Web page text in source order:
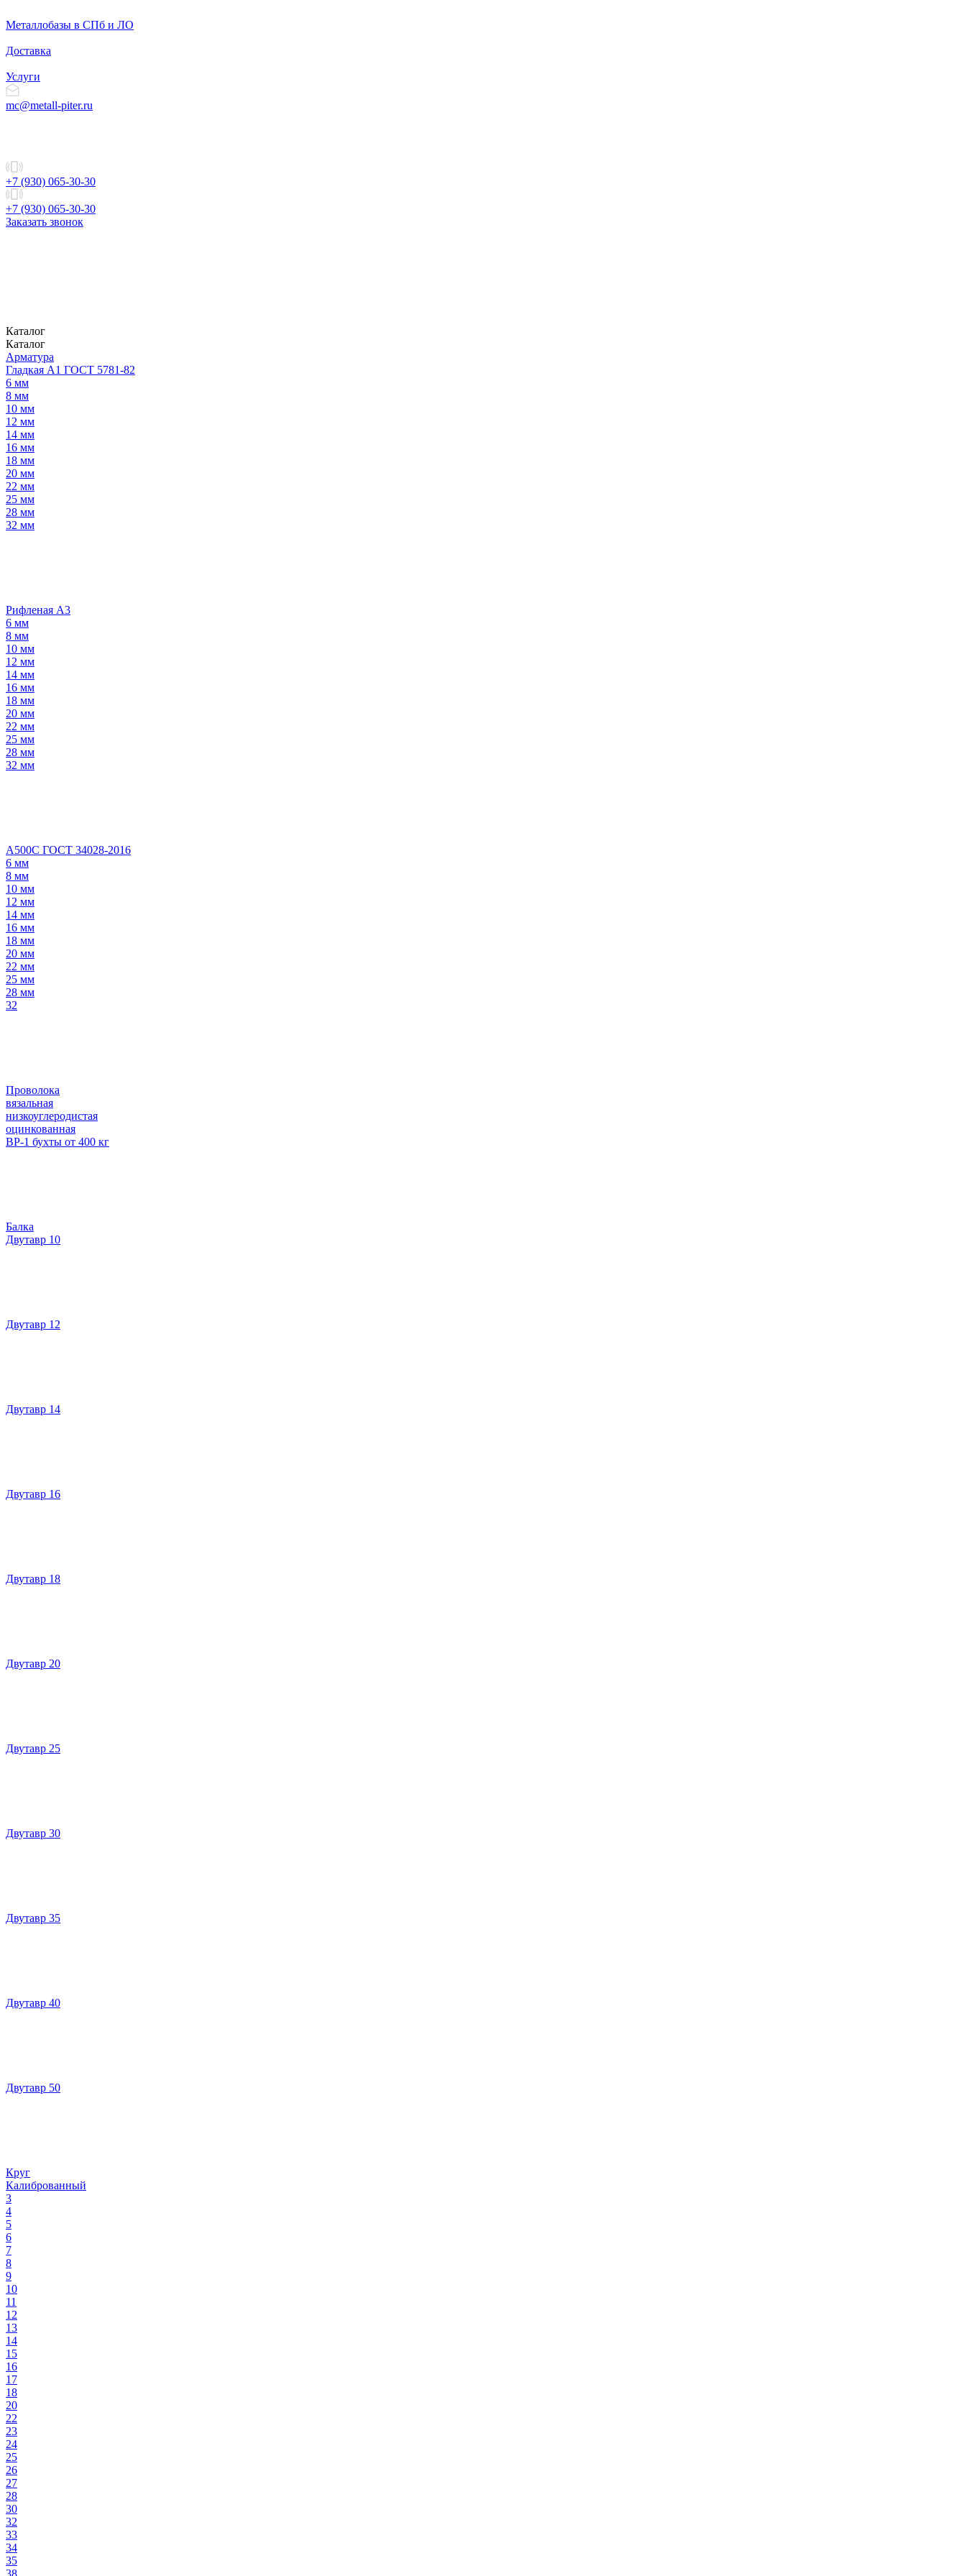
Металлобазы в СПб и ЛО
Доставка
Услуги
mc@metall-piter.ru
+7 (930) 065-30-30
+7 (930) 065-30-30
Заказать звонок
Каталог
Каталог
Арматура
Гладкая А1 ГОСТ 5781-82
6 мм
8 мм
10 мм
12 мм
14 мм
16 мм
18 мм
20 мм
22 мм
25 мм
28 мм
32 мм
Рифленая А3
6 мм
8 мм
10 мм
12 мм
14 мм
16 мм
18 мм
20 мм
22 мм
25 мм
28 мм
32 мм
А500С ГОСТ 34028-2016
6 мм
8 мм
10 мм
12 мм
14 мм
16 мм
18 мм
20 мм
22 мм
25 мм
28 мм
32
Проволока
вязальная
низкоуглеродистая
оцинкованная
ВР-1 бухты от 400 кг
Балка
Двутавр 10
Двутавр 12
Двутавр 14
Двутавр 16
Двутавр 18
Двутавр 20
Двутавр 25
Двутавр 30
Двутавр 35
Двутавр 40
Двутавр 50
Круг
Калиброванный
3
4
5
6
7
8
9
10
11
12
13
14
15
16
17
18
20
22
23
24
25
26
27
28
30
32
33
34
35
38